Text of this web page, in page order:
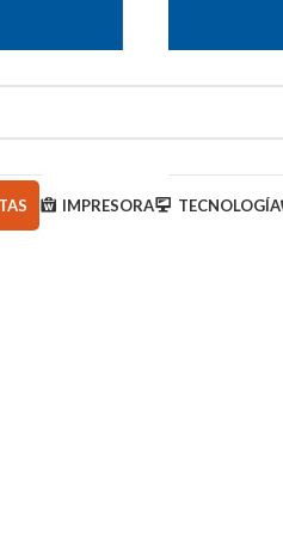
IMPRESORA TECNOLOGÍA